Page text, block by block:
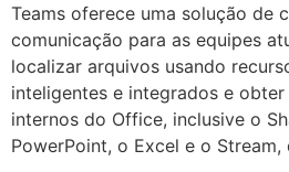
Teams oferece uma solução de
comunicação para as equipes
localizar arquivos usando
inteligentes e integrados e
internos do Office, inclusive o
PowerPoint, o Excel e o